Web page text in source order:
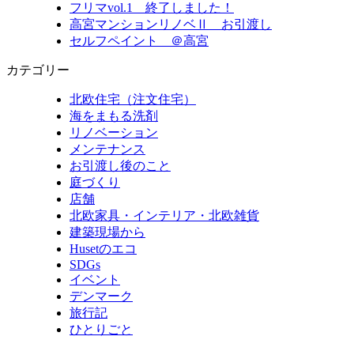
フリマvol.1 終了しました！
高宮マンションリノベⅡ お引渡し
セルフペイント ＠高宮
カテゴリー
北欧住宅（注文住宅）
海をまもる洗剤
リノベーション
メンテナンス
お引渡し後のこと
庭づくり
店舗
北欧家具・インテリア・北欧雑貨
建築現場から
Husetのエコ
SDGs
イベント
デンマーク
旅行記
ひとりごと